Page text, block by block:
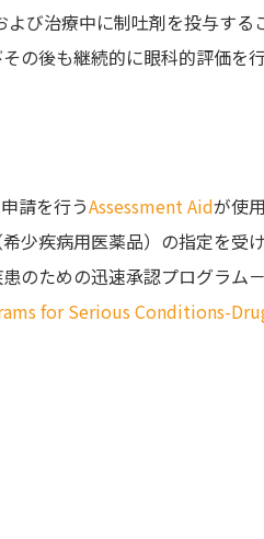
び治療中に制吐剤を投与する
の後も継続的に眼科的評価を
請を行うAssessment Aidが使
少疾病用医薬品）の指定を受
のための迅速承認プログラム
for Serious Conditions-